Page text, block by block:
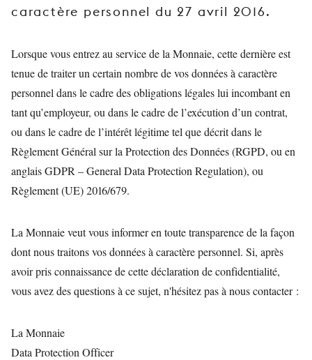
caractère personnel du 27 avril 2016.
Lorsque vous entrez au service de la Monnaie, cette dernière est
tenue de traiter un certain nombre de vos données à caractère
personnel dans le cadre des obligations légales lui incombant en
tant qu’employeur, ou dans le cadre de l’exécution d’un contrat,
ou dans le cadre de l’intérêt légitime tel que décrit dans le
Règlement Général sur la Protection des Données (RGPD, ou en
anglais GDPR – General Data Protection Regulation), ou
Règlement (UE) 2016/679.
La Monnaie veut vous informer en toute transparence de la façon
dont nous traitons vos données à caractère personnel. Si, après
avoir pris connaissance de cette déclaration de confidentialité,
vous avez des questions à ce sujet, n'hésitez pas à nous contacter :
La Monnaie
Data Protection Officer